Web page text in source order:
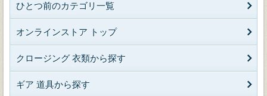
ひとつ前のカテゴリ一覧
オンラインストア トップ
クロージング 衣類から探す
ギア 道具から探す